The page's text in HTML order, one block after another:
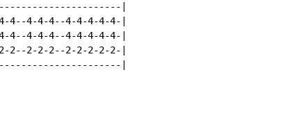
|
4--4-4-4--4-4-4-4-4-|
4--4-4-4--4-4-4-4-4-|
2--2-2-2--2-2-2-2-2-|
|